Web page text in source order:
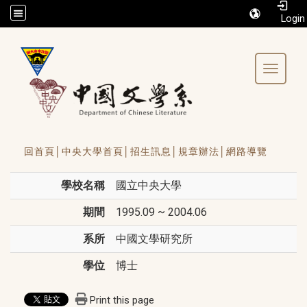
/accesskey"" title="Toolbar">:::
Toggle
回首頁│ 中央大學首頁│ 招生訊息│ 規章辦法│ 網路導覽
學校名稱 國立中央大學
期間 1995.09 ~ 2004.06
系所 中國文學研究所
學位 博士
Print this page